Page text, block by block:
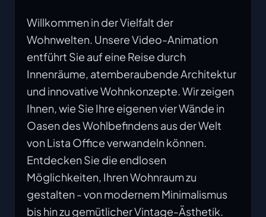
Willkommen in der Vielfalt der
Wohnwelten. Unsere Video-Animation
entführt Sie auf eine Reise durch
Innenräume, atemberaubende Architektur
und innovative Wohnkonzepte. Wir zeigen
Ihnen, wie Sie Ihre eigenen vier Wände in
Oasen des Wohlbefindens aus der Welt
von Lista Office verwandeln können.
Entdecken Sie die endlosen
Möglichkeiten, Ihren Wohnraum zu
gestalten - von modernem Minimalismus
bis hin zu gemütlicher Vintage-Ästhetik.